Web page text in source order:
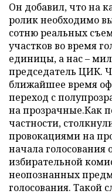
Он добавил, что на
ролик необходимо
сотню реальных
участков во время
единицы, а нас –
председатель ЦИК.
ближайшее время
переход с
на прозрачные.Как
частности,
провокациями на
начала голосования
избирательной
неопознанных
голосования. Такой